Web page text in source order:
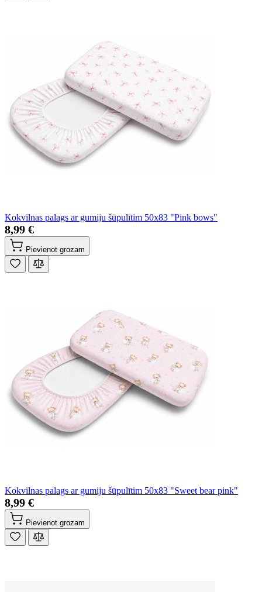
Kokvilnas palags ar gumiju šūpulītim 50x83 "Pink bows"
8,99 €
Pievienot grozam
Kokvilnas palags ar gumiju šūpulītim 50x83 "Sweet bear pink"
8,99 €
Pievienot grozam